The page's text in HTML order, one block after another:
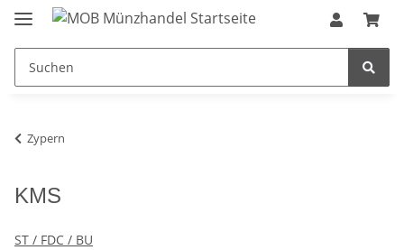
Zypern
KMS
ST / FDC / BU